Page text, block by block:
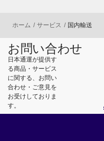
ホーム サービス 国内輸送
お問い合わせ
日本通運が提供す
る商品・サービス
に関する、お問い
合わせ・ご意見を
お受けしておりま
す。